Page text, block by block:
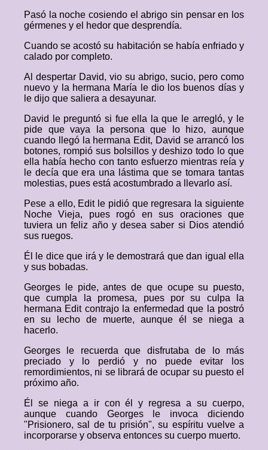
Pasó la noche cosiendo el abrigo sin pensar en los
gérmenes y el hedor que desprendía.
Cuando se acostó su habitación se había enfriado y
calado por completo.
Al despertar David, vio su abrigo, sucio, pero como
nuevo y la hermana María le dio los buenos días y
le dijo que saliera a desayunar.
David le preguntó si fue ella la que le arregló, y le
pide que vaya la persona que lo hizo, aunque
cuando llegó la hermana Edit, David se arrancó los
botones, rompió sus bolsillos y deshizo todo lo que
ella había hecho con tanto esfuerzo mientras reía y
le decía que era una lástima que se tomara tantas
molestias, pues está acostumbrado a llevarlo así.
Pese a ello, Edit le pidió que regresara la siguiente
Noche Vieja, pues rogó en sus oraciones que
tuviera un feliz año y desea saber si Dios atendió
sus ruegos.
Él le dice que irá y le demostrará que dan igual ella
y sus bobadas.
Georges le pide, antes de que ocupe su puesto,
que cumpla la promesa, pues por su culpa la
hermana Edit contrajo la enfermedad que la postró
en su lecho de muerte, aunque él se niega a
hacerlo.
Georges le recuerda que disfrutaba de lo más
preciado y lo perdió y no puede evitar los
remordimientos, ni se librará de ocupar su puesto el
próximo año.
Él se niega a ir con él y regresa a su cuerpo,
aunque cuando Georges le invoca diciendo
"Prisionero, sal de tu prisión", su espíritu vuelve a
incorporarse y observa entonces su cuerpo muerto.